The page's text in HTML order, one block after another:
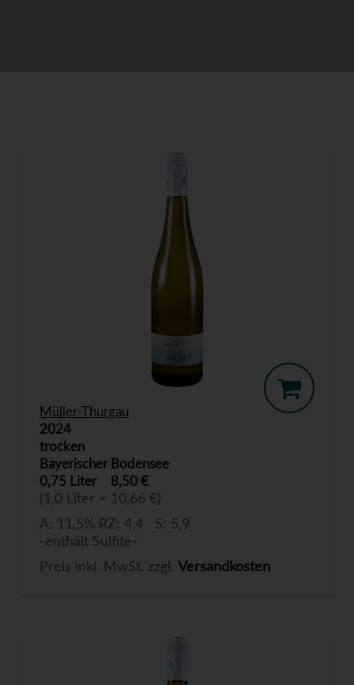
Müller-Thurgau
2024
trocken
Bayerischer Bodensee
0,75 Liter
8,50 €
(1,0 Liter = 10,66 €)
A: 11,5% RZ: 4,4 S: 5,9
-enthält Sulfite-
Preis inkl. MwSt. zzgl. Versandkosten